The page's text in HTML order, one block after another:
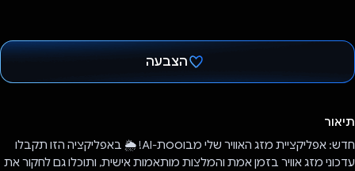
הצבעה
תיאור
חדש: אפליקציית מזג האוויר שלי מבוססת-AI! 🌦️ באפליקציה הזו תקבלו
עדכוני מזג אוויר בזמן אמת והמלצות מותאמות אישית, ותוכלו גם לחקור את